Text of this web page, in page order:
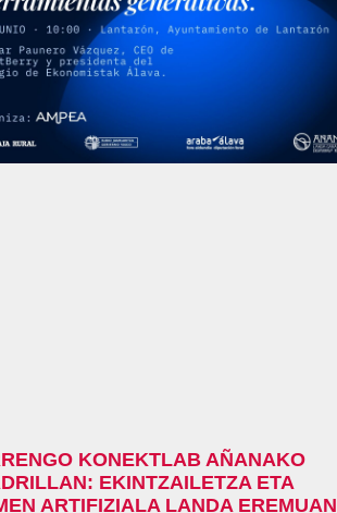
KONEKTLAB AÑANAKO
EKINTZAILETZA ETA
ARTIFIZIALA LANDA EREMUAN